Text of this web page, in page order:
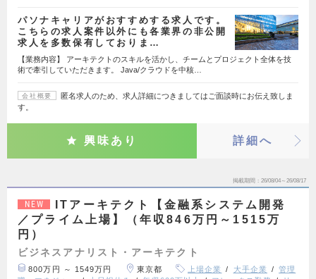
パソナキャリアがおすすめする求人です。
こちらの求人案件以外にも各業界の非公開
求人を多数保有しておりま…
【業務内容】 アーキテクトのスキルを活かし、チームとプロジェクト全体を技
術で牽引していただきます。 Java/クラウドを中核…
会社概要
匿名求人のため、求人詳細につきましてはご面談時にお伝え致しま
す。
興味あり 詳細へ
掲載期間 26/08/04～26/08/17
NEW
ITアーキテクト【金融系システム開発
／プライム上場】（年収846万円～1515万
円）
ビジネスアナリスト・アーキテクト
800万円 ～ 1549万円 東京都 上場企業 大手企業
管理